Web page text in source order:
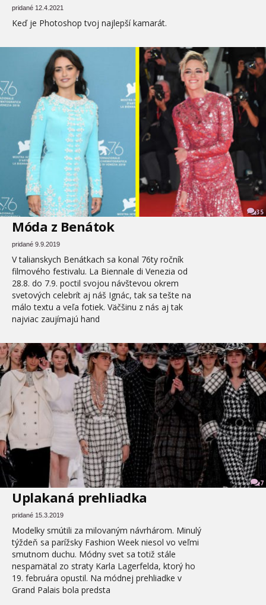
pridané 12.4.2021
Keď je Photoshop tvoj najlepší kamarát.
35
Móda z Benátok
pridané 9.9.2019
V talianskych Benátkach sa konal 76ty ročník
filmového festivalu. La Biennale di Venezia od
28.8. do 7.9. poctil svojou návštevou okrem
svetových celebrít aj náš Ignác, tak sa tešte na
málo textu a veľa fotiek. Väčšinu z nás aj tak
najviac zaujímajú hand
7
Uplakaná prehliadka
pridané 15.3.2019
Modelky smútili za milovaným návrhárom. Minulý
týždeň sa parížsky Fashion Week niesol vo veľmi
smutnom duchu. Módny svet sa totiž stále
nespamätal zo straty Karla Lagerfelda, ktorý ho
19. februára opustil. Na módnej prehliadke v
Grand Palais bola predsta